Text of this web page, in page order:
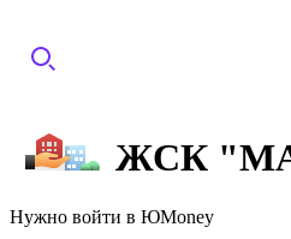
ЖСК
Нужно войти в ЮMoney